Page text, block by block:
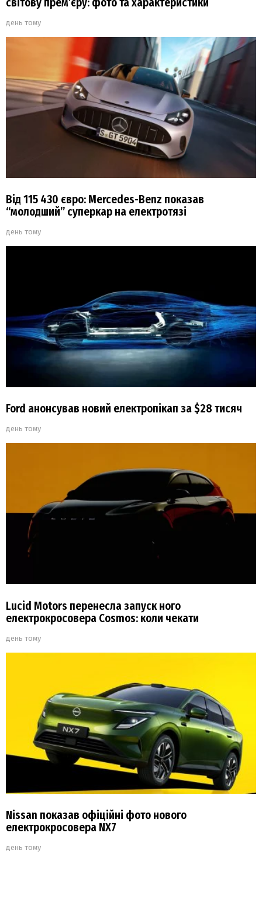
день тому
Від 115 430 євро: Mercedes-Benz показав
“молодший” суперкар на електротязі
день тому
Ford анонсував новий електропікап за $28 тисяч
день тому
Lucid Motors перенесла запуск ного
електрокросовера Cosmos: коли чекати
день тому
Nissan показав офіційні фото нового
електрокросовера NX7
день тому